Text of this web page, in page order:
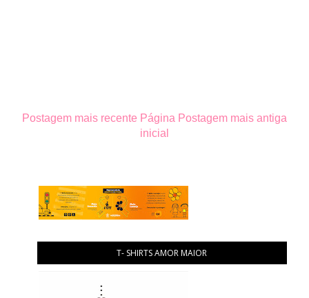
Postagem mais recente Postagem mais antiga
Página
inicial
T- SHIRTS AMOR MAIOR